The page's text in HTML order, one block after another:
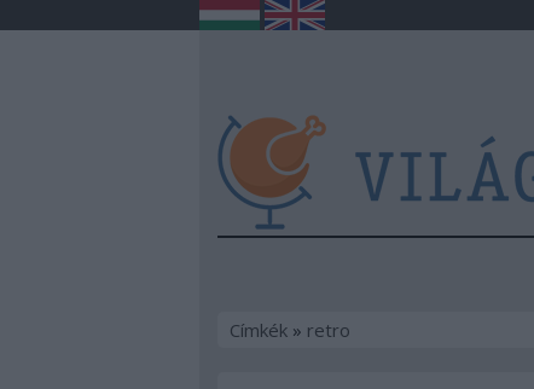
Címkék» retro